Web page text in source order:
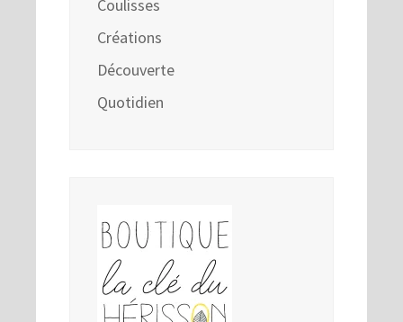
Coulisses
Créations
Découverte
Quotidien